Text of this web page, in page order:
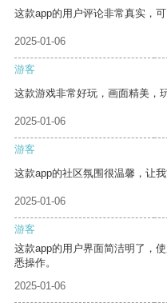
这款app的用户评论非常真实，
2025-01-06
游客
这款游戏非常好玩，画面精美，
2025-01-06
游客
这款app的社区氛围很温馨，让我
2025-01-06
游客
这款app的用户界面简洁明了，
悉操作。
2025-01-06